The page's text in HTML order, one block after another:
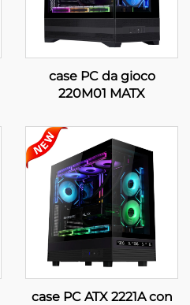
case PC da gioco
220M01 MATX
case PC ATX 2221A con